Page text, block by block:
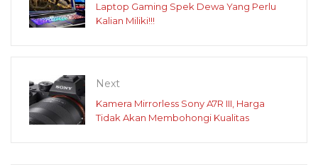
Laptop Gaming Spek Dewa Yang Perlu
Kalian Miliki!!!
Next
Kamera Mirrorless Sony A7R III, Harga
Tidak Akan Membohongi Kualitas